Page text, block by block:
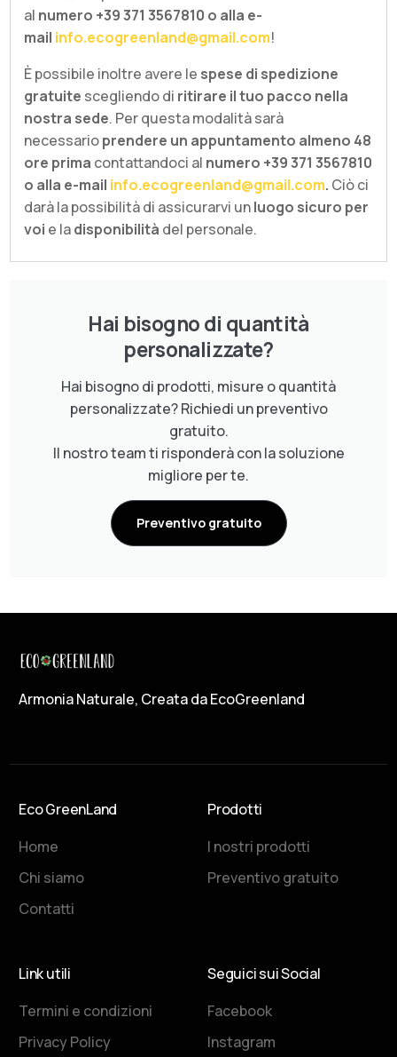
al numero +39 371 3567810 o alla e-
mail info.ecogreenland@gmail.com!
È possibile inoltre avere le spese di spedizione
gratuite scegliendo di ritirare il tuo pacco nella
nostra sede. Per questa modalità sarà
necessarioprendere un appuntamento almeno 48
ore prima contattandoci al numero +39 371 3567810
o alla e-mail info.ecogreenland@gmail.com. Ciò ci
darà la possibilità di assicurarvi unluogo sicuro per
voi e ladisponibilità del personale.
Hai bisogno di quantità
personalizzate?
Hai bisogno di prodotti, misure o quantità
personalizzate? Richiedi un preventivo
gratuito.
Il nostro team ti risponderà con la soluzione
migliore per te.
Preventivo gratuito
Armonia Naturale, Creata da EcoGreenland
Eco GreenLand
Home
Chi siamo
Contatti
Prodotti
I nostri prodotti
Preventivo gratuito
Link utili
Termini e condizioni
Privacy Policy
Seguici sui Social
Facebook
Instagram